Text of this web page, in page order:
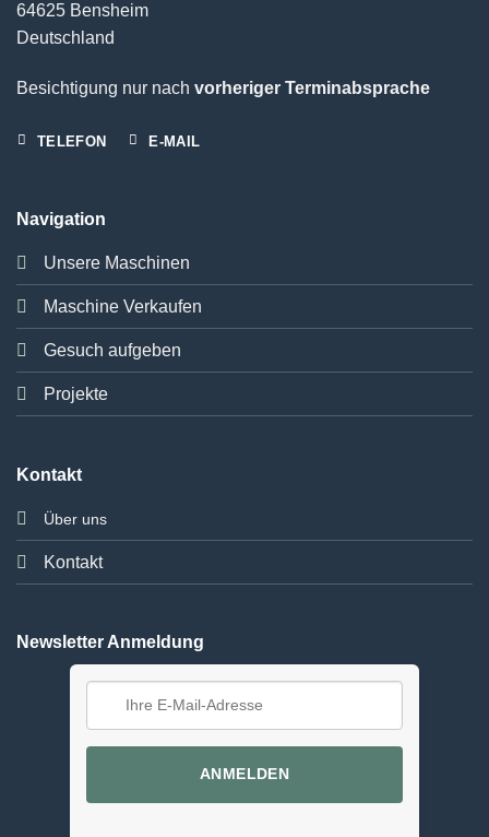
64625 Bensheim
Deutschland
Besichtigung nur nach vorheriger Terminabsprache
TELEFON E-MAIL
Navigation
Unsere Maschinen
Maschine Verkaufen
Gesuch aufgeben
Projekte
Kontakt
Über uns
Kontakt
Newsletter Anmeldung
ANMELDEN